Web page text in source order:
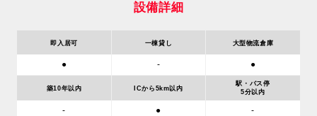
設備詳細
即入居可
●
一棟貸し
-
大型物流倉庫
●
築10年以内
-
ICから5km以内
●
駅・バス停
5分以内
-